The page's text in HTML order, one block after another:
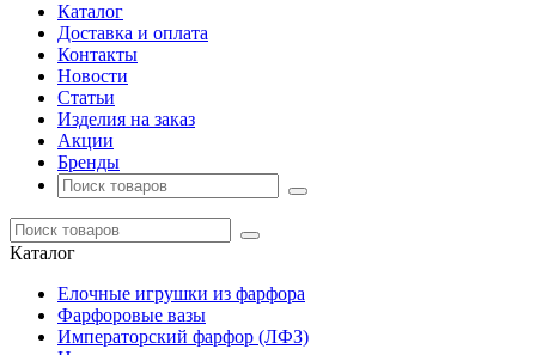
Каталог
Доставка и оплата
Контакты
Новости
Статьи
Изделия на заказ
Акции
Бренды
Каталог
Елочные игрушки из фарфора
Фарфоровые вазы
Императорский фарфор (ЛФЗ)